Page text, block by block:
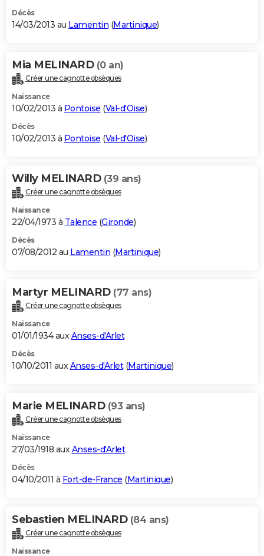
Décès
14/03/2013 au Lamentin (Martinique)
Mia MELINARD (0 an)
Créer une cagnotte obsèques
Naissance
10/02/2013 à Pontoise (Val-d'Oise)
Décès
10/02/2013 à Pontoise (Val-d'Oise)
Willy MELINARD (39 ans)
Créer une cagnotte obsèques
Naissance
22/04/1973 à Talence (Gironde)
Décès
07/08/2012 au Lamentin (Martinique)
Martyr MELINARD (77 ans)
Créer une cagnotte obsèques
Naissance
01/01/1934 auxAnses-d'Arlet
Décès
10/10/2011 auxAnses-d'Arlet(Martinique)
Marie MELINARD (93 ans)
Créer une cagnotte obsèques
Naissance
27/03/1918 auxAnses-d'Arlet
Décès
04/10/2011 à Fort-de-France (Martinique)
Sebastien MELINARD (84 ans)
Créer une cagnotte obsèques
Naissance